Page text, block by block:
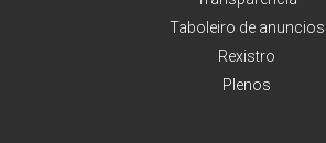
Taboleiro de anuncios
Rexistro
Plenos